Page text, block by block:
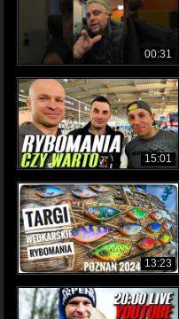
00:31
15:01
13:23